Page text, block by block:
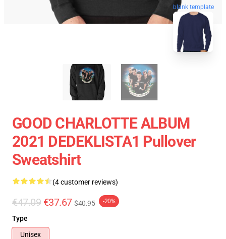
blank template
GOOD CHARLOTTE ALBUM
2021 DEDEKLISTA1 Pullover
Sweatshirt
(4 customer reviews)
€47.09 €37.67 $40.95 -20%
Type
Unisex